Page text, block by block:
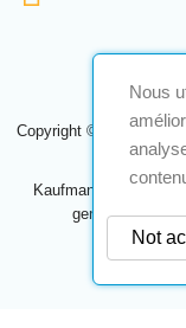
Copyright © 2024 A2S
Kaufmann, der von
genehmigt
Nous
Not